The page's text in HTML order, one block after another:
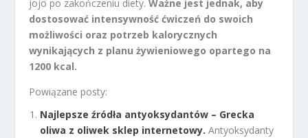
jojo po zakończeniu diety.Ważne jest jednak, aby
dostosować intensywność ćwiczeń do swoich
możliwości oraz potrzeb kalorycznych
wynikających z planu żywieniowego opartego na
1200 kcal.
Powiązane posty:
Najlepsze źródła antyoksydantów – Grecka
oliwa z oliwek sklep internetowy. Antyoksydanty